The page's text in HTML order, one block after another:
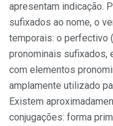
apresentam indicação.
sufixados ao nome, o
temporais: o perfectivo
pronominais sufixados,
com elementos
amplamente utilizado
Existem
conjugações: forma